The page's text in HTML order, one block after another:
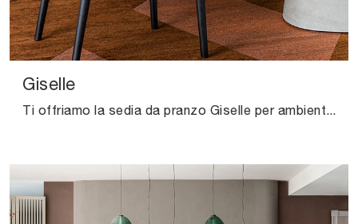
Giselle
Ti offriamo la sedia da pranzo Giselle per ambientazioni moderne, tra le più esclusive Sedie fisse di Cattelan Italia.